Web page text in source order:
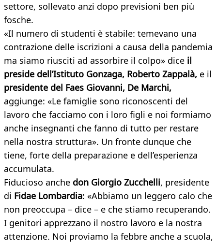
settore, sollevato anzi dopo previsioni ben più
fosche.
«Il numero di studenti è stabile: temevano una
contrazione delle iscrizioni a causa della pandemia
ma siamo riusciti ad assorbire il colpo» dice il
preside dell’Istituto Gonzaga, Roberto Zappalà, e il
presidente del Faes Giovanni, De Marchi,
aggiunge: «Le famiglie sono riconoscenti del
lavoro che facciamo con i loro figli e noi formiamo
anche insegnanti che fanno di tutto per restare
nella nostra struttura». Un fronte dunque che
tiene, forte della preparazione e dell’esperienza
accumulata.
Fiducioso anche don Giorgio Zucchelli, presidente
di Fidae Lombardia: «Abbiamo un leggero calo che
non preoccupa – dice – e che stiamo recuperando.
I genitori apprezzano il nostro lavoro e la nostra
attenzione. Noi proviamo la febbre anche a scuola,